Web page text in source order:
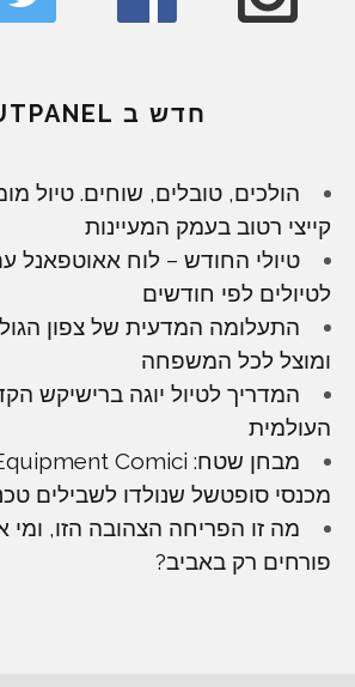
חדש ב OUTPANEL
הולכים, טובלים, שוחים. טיול
קייצי רטוב בעמק המעיינות
טיולי החודש – לוח אאוטפאנל
לטיולים לפי חודשים
התעלומה המדעית של צפון
ומוצל לכל המשפחה
המדריך לטיול יוגה ברישיקש
העולמית
מכנסי סופטשל שנולדו לשבילים
מה זו הפריחה הצהובה הזו,
פורחים רק באביב?